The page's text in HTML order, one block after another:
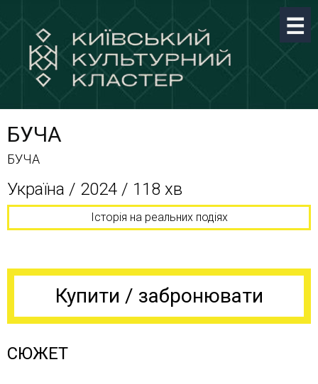
БУЧА
БУЧА
Україна / 2024 / 118 хв
Історія на реальних подіях
Купити / забронювати
СЮЖЕТ